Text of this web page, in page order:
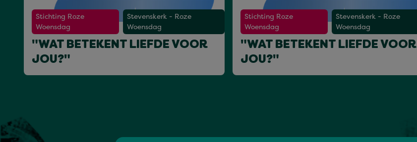
Stichting Roze
Woensdag
Stevenskerk - Roze
Woensdag
"WAT BETEKENT LIEFDE VOOR
JOU?"
Stichting Roze
Woensdag
Stevenskerk - Roze
Woensdag
"WAT BETEKENT LIEFDE VOOR
JOU?"